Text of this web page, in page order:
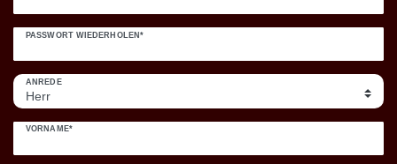
PASSWORT WIEDERHOLEN*
ANREDE
VORNAME*